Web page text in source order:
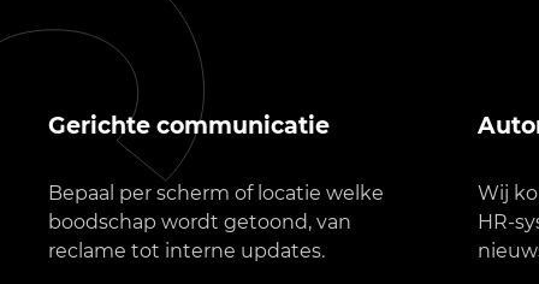
Gerichte communicatie
Bepaal per scherm of locatie welke
boodschap wordt getoond, van
reclame tot interne updates.
Wij
HR-